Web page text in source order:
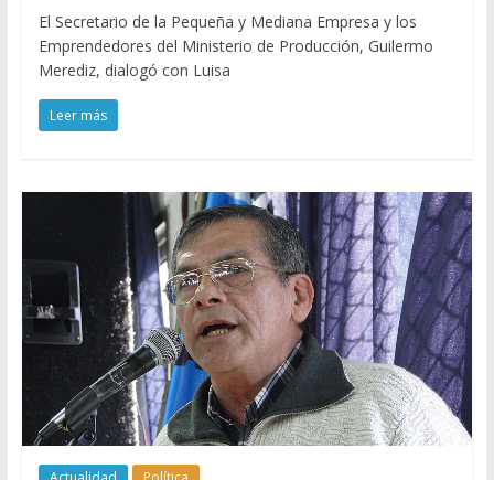
El Secretario de la Pequeña y Mediana Empresa y los
Emprendedores del Ministerio de Producción, Guilermo
Merediz, dialogó con Luisa
Leer más